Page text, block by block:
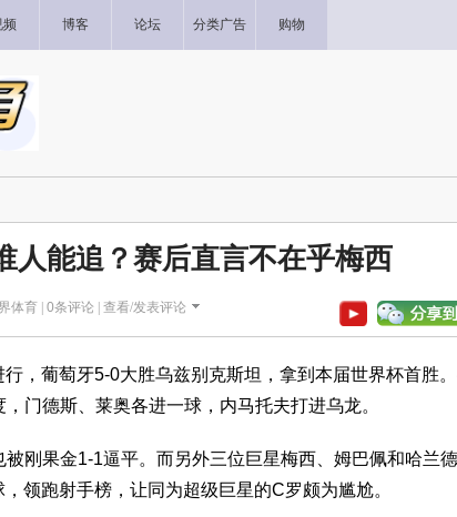
频 博客 论坛 分类广告 购物
人能追？赛后直言不在乎梅西
体育 | 0条评论 | 查看/发表评论
，葡萄牙5-0大胜乌兹别克斯坦，拿到本届世界杯首胜
门德斯、莱奥各进一球，内马托夫打进乌龙。
刚果金1-1逼平。而另外三位巨星梅西、姆巴佩和哈兰
领跑射手榜，让同为超级巨星的C罗颇为尴尬。